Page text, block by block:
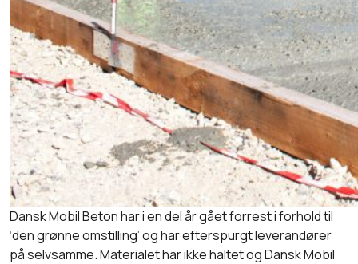
Dansk Mobil Beton har i en del år gået forrest i forhold til
‘den grønne omstilling’ og har efterspurgt leverandører
på selvsamme. Materialet har ikke haltet og Dansk Mobil